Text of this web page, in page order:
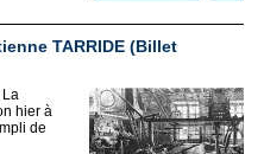
TARRIDE (Billet
La
hier à
de